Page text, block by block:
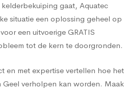
gaat, Aquatec
situatie een oplossing geheel op
een uitvoerige GRATIS
tot de kern te doorgronden.
en met expertise vertellen hoe het
verholpen kan worden. Maak